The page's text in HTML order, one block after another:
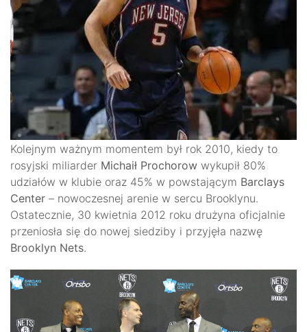
Kolejnym ważnym momentem był rok 2010, kiedy to
rosyjski miliarder Michaił Prochorow wykupił 80%
udziałów w klubie oraz 45% w powstającym Barclays
Center – nowoczesnej arenie w sercu Brooklynu.
Ostatecznie, 30 kwietnia 2012 roku drużyna oficjalnie
przeniosła się do nowej siedziby i przyjęła nazwę
Brooklyn Nets.